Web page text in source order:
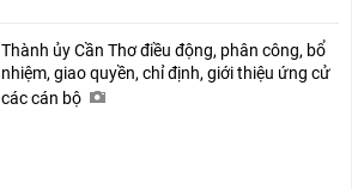
Thành ủy Cần Thơ điều động, phân công, bổ
nhiệm, giao quyền, chỉ định, giới thiệu ứng cử
các cán bộ